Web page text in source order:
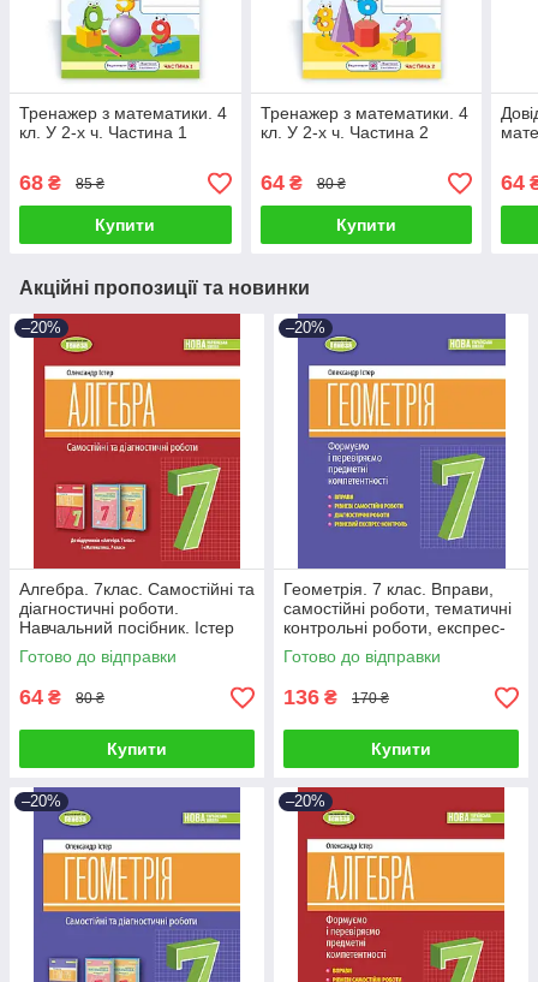
Тренажер з математики. 4
кл. У 2-х ч. Частина 1
68 ₴ 85 ₴
Купити
Тренажер з математики. 4
кл. У 2-х ч. Частина 2
64₴ 80 ₴
Купити
64
Акційні пропозиції та новинки
–20%
Алгебра. 7клас. Самостійні та
діагностичні роботи.
Навчальний посібник. Істер
О.С
Готово до відправки
64 ₴ 80 ₴
Купити
–20%
Геометрія. 7 клас. Вправи,
самостійні роботи, тематичні
контрольні роботи, експрес-
контроль. Істер О. С.
Готово до відправки
136 ₴ 170 ₴
Купити
–20% –20%